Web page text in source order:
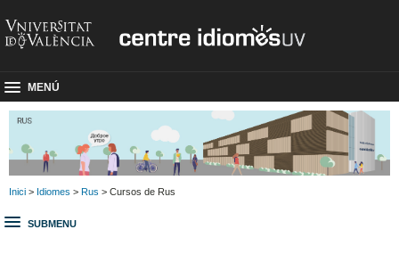
MENÚ
Inici > Idiomes > Rus > Cursos de Rus
SUBMENU